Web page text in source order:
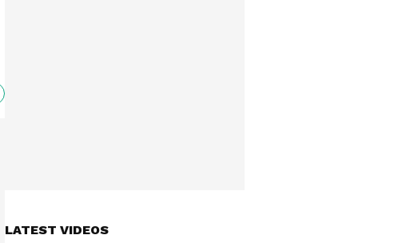
LATEST VIDEOS